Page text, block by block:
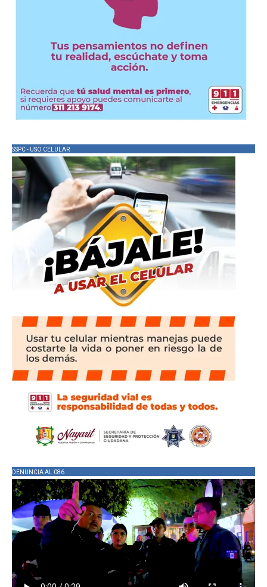
SSPC - USO CELULAR
DENUNCIA AL 086